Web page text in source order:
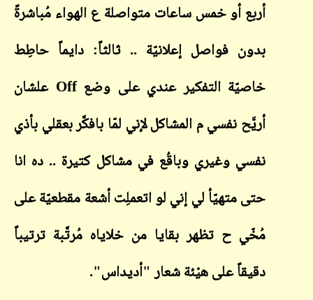
أربع أو خمس ساعات متواصلة ع الهواء مُباشرةً
بدون فواصل إعلانيّة .. ثالثاً: دايماً حاطِط
خاصيّة التفكير عندي على وضعOff علشان
أريَّح نفسي م المشاكل لإني لمّا بافكَّر بعقلي بأذي
نفسي وغيري وباقُع في مشاكل كتيرة .. ده انا
حتى متهيّأ لي إني لو اتعملِت أشعة مقطعيّة على
مُخّي ح تظهر بقايا من خلاياه مُرتَّبة ترتيباً
دقيقاً على هيْئة شعار "أديداس".